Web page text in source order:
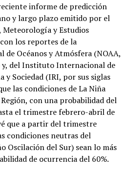
informe de predicción
y largo plazo emitido por el
y Estudios
los reportes de la
Océanos y Atmósfera (NOAA,
y, del Instituto Internacional de
y Sociedad (IRI, por sus siglas
las condiciones de La Niña
con una probabilidad del
el trimestre febrero-abril de
que a partir del trimestre
condiciones neutras del
Oscilación del Sur) sean lo más
de ocurrencia del 60%.